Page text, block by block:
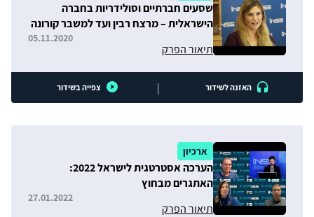
שסעים חברתיים וסולידריות בחברה
הישראלית – מרצח רבין ועד למשבר קורונה
תיאור הפרק
05.11.2020
האזנה לשידור | צפייה בשידור
ארכיון
הערכה אסטרטגית לישראל 2022:
האתגרים מבחוץ
תיאור הפרק
27.01.2022